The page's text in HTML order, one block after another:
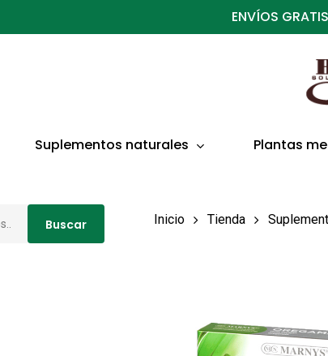
ENVÍOS
para buscar o ESC para cerrar
Suplementos naturales Plantas
Buscar Inicio Tienda